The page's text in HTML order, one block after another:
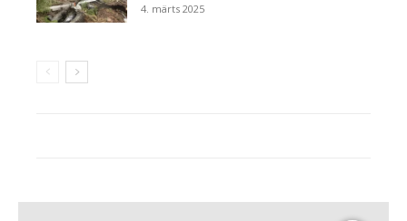
4. märts 2025